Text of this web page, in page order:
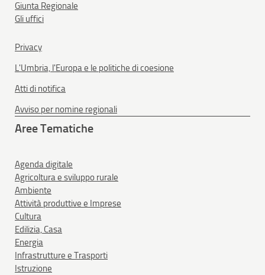
Giunta Regionale
Gli uffici
Privacy
L'Umbria, l'Europa e le politiche di coesione
Atti di notifica
Avviso per nomine regionali
Aree Tematiche
Agenda digitale
Agricoltura e sviluppo rurale
Ambiente
Attività produttive e Imprese
Cultura
Edilizia, Casa
Energia
Infrastrutture e Trasporti
Istruzione